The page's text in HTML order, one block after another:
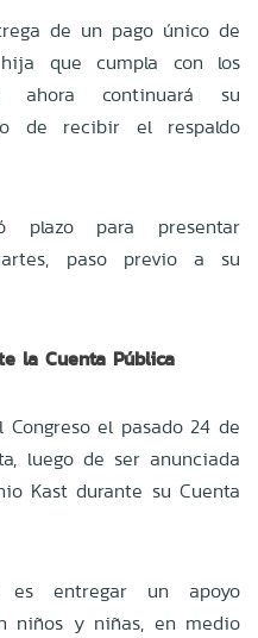
de un pago único de
que cumpla con los
ahora continuará su
de recibir el respaldo
para presentar
paso previo a su
la Cuenta Pública
el pasado 24 de
luego de ser anunciada
Kast durante su Cuenta
entregar un apoyo
niños y niñas, en medio